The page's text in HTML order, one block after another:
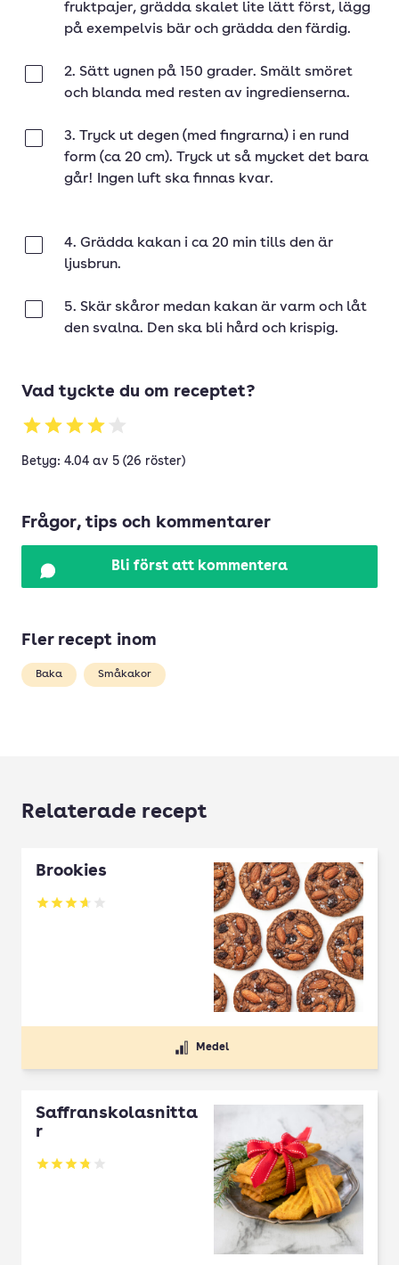
fruktpajer, grädda skalet lite lätt först, lägg
på exempelvis bär och grädda den färdig.
2. Sätt ugnen på 150 grader. Smält smöret
och blanda med resten av ingredienserna.
3. Tryck ut degen (med fingrarna) i en rund
form (ca 20 cm). Tryck ut så mycket det bara
går! Ingen luft ska finnas kvar.
4. Grädda kakan i ca 20 min tills den är
ljusbrun.
5. Skär skåror medan kakan är varm och låt
den svalna. Den ska bli hård och krispig.
Vad tyckte du om receptet?
Betyg: 4.04 av 5 (26 röster)
Frågor, tips och kommentarer
Bli först att kommentera
Fler recept inom
Baka Småkakor
Relaterade recept
Brookies
Betyg: 3.64 av 5
Medel
Saffranskolasnitta
r
Betyg: 3.81 av 5